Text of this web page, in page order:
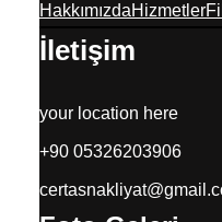
HakkımızdaHizmetler
İletişim
your location here
+90 05326203906